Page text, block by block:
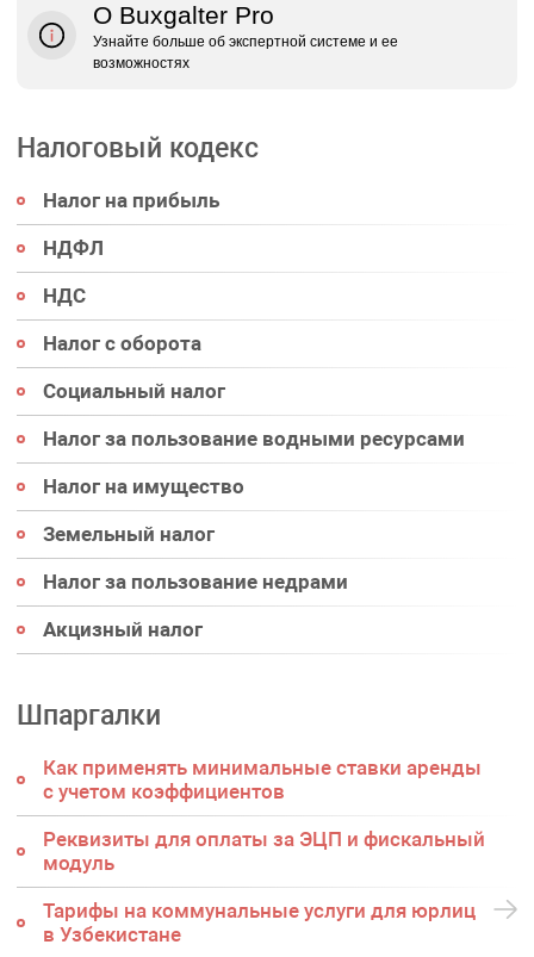
О Buxgalter Pro
Узнайте больше об экспертной системе и ее
возможностях
Налоговый кодекс
Налог на прибыль
НДФЛ
НДС
Налог с оборота
Социальный налог
Налог за пользование водными ресурсами
Налог на имущество
Земельный налог
Налог за пользование недрами
Акцизный налог
Шпаргалки
Как применять минимальные ставки аренды
с учетом коэффициентов
Реквизиты для оплаты за ЭЦП и фискальный
модуль
Тарифы на коммунальные услуги для юрлиц
в Узбекистане